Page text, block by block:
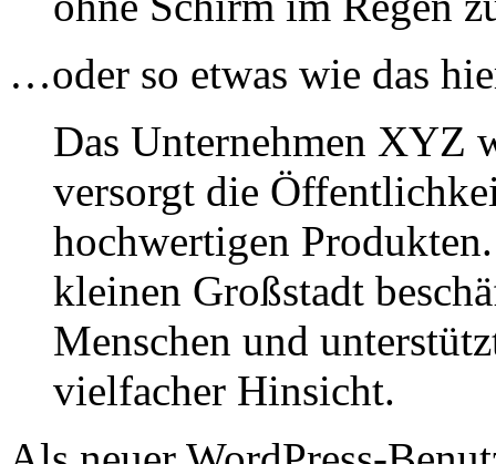
…oder so etwas wie das
Das Unternehmen XYZ
versorgt die
hochwertigen
kleinen Großstadt
Menschen und
vielfacher Hinsicht.